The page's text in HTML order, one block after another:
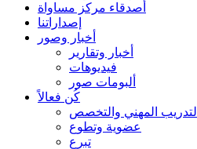
أصدقاء مركز مساواة
إصداراتنا
أخبار وصور
أخبار وتقارير
فيديوهات
ألبومات صور
كُن فعالاً
التدريب المهني والتخصص
عضوية وتطوع
تبرع